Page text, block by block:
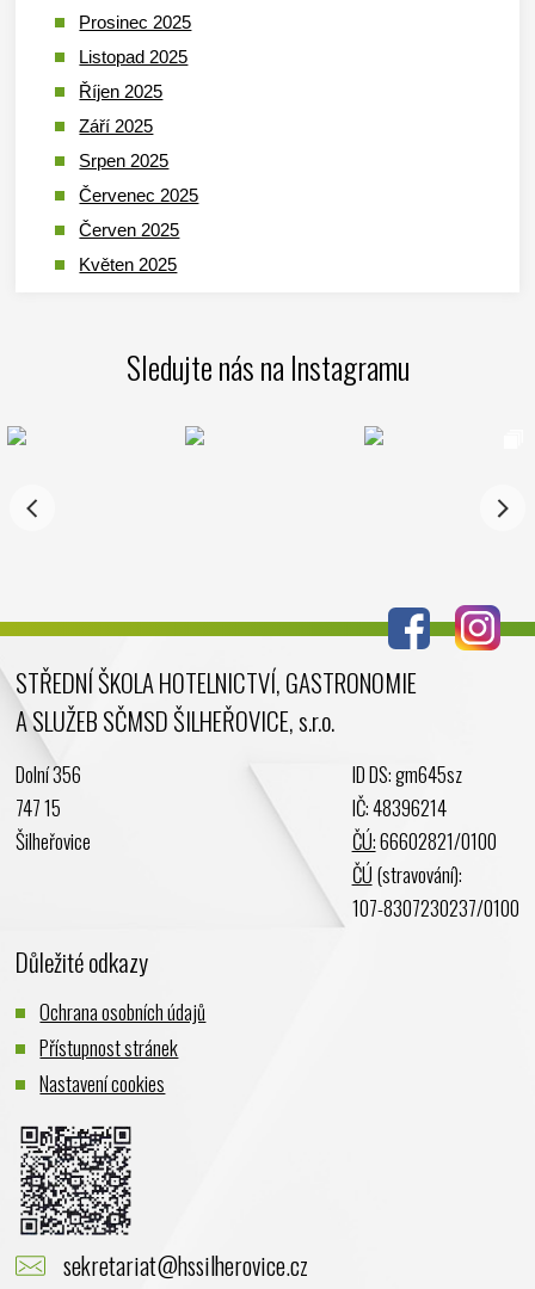
Prosinec 2025
Listopad 2025
Říjen 2025
Září 2025
Srpen 2025
Červenec 2025
Červen 2025
Květen 2025
Leden 2025
Listopad 2024
Duben 2024
Březen 2024
Leden 2024
Listopad 2023
Srpen 2023
Červen 2023
Květen 2023
Duben 2023
Březen 2023
Únor 2023
Leden 2023
Prosinec 2022
Listopad 2022
Sledujte nás na Instagramu
STŘEDNÍ ŠKOLA HOTELNICTVÍ, GASTRONOMIE
A SLUŽEB SČMSD ŠILHEŘOVICE, s.r.o.
Dolní 356
747 15
Šilheřovice
ID DS: gm645sz
IČ: 48396214
ČÚ:66602821/0100
ČÚ (stravování):
107-8307230237/0100
Důležité odkazy
Ochrana osobních údajů
Přístupnost stránek
Nastavení cookies
sekretariat@hssilherovice.cz